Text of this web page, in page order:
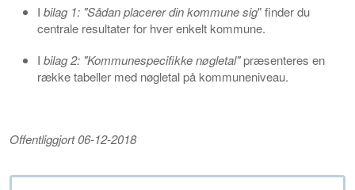
I bilag 1: "Sådan placerer din kommunesig"finder du
centrale resultater for hver enkelt kommune.
I bilag 2: "Kommunespecifikke nøgletal"præsenteres en
række tabeller med nøgletal på kommuneniveau.
Offentliggjort 06-12-2018